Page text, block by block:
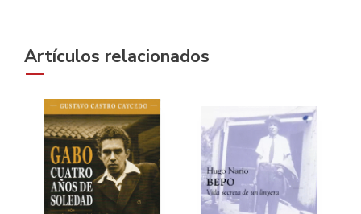
Artículos relacionados